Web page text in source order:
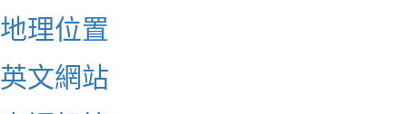
地理位置
英文網站